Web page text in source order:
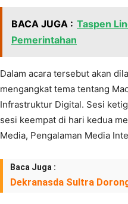
BACA JUGA : Taspen
Pemerintahan
Dalam acara tersebut akan
mengangkat tema tentang
Infrastruktur Digital. Sesi
sesi keempat di hari kedua
Media, Pengalaman Media
Baca Juga :
Dekranasda Sultra